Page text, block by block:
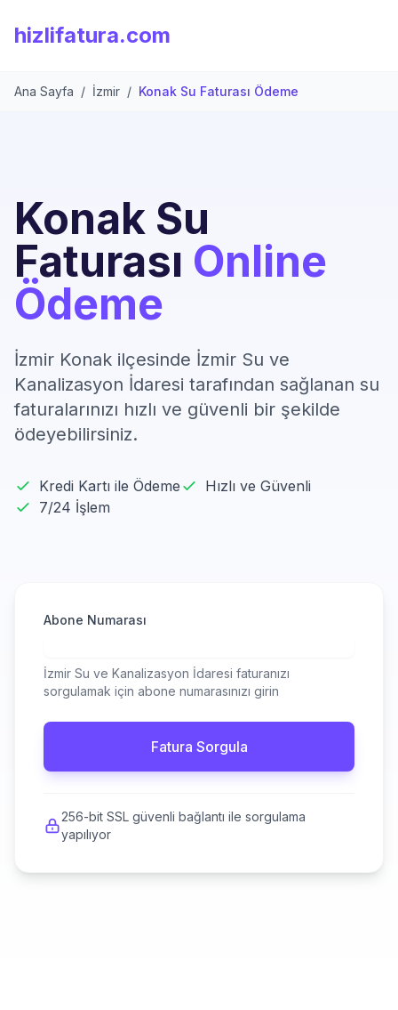
hizlifatura.com
Ana Sayfa / İzmir / Konak Su Faturası Ödeme
Konak Su
Faturası Online
Ödeme
İzmir Konak ilçesinde İzmir Su ve
Kanalizasyon İdaresi tarafından sağlanan su
faturalarınızı hızlı ve güvenli bir şekilde
ödeyebilirsiniz.
Kredi Kartı ile Ödeme
Hızlı ve Güvenli
7/24 İşlem
Abone Numarası
İzmir Su ve Kanalizasyon İdaresi faturanızı
sorgulamak için abone numarasınızı girin
Fatura Sorgula
256-bit SSL güvenli bağlantı ile sorgulama
yapılıyor